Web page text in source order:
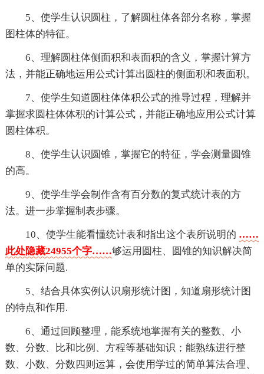
5、使学生认识圆柱，了解圆柱体各部分名称，掌握
图柱体的特征。
6、理解圆柱体侧面积和表面积的含义，掌握计算方
法，并能正确地运用公式计算出圆柱的侧面积和表面积。
7、使学生知道圆柱体体积公式的推导过程，理解并
掌握求圆柱体体积的计算公式，并能正确地应用公式计算
圆柱体积。
8、使学生认识圆锥，掌握它的特征，学会测量圆锥
的高。
9、使学生学会制作含有百分数的复式统计表的方
法。进一步掌握制表步骤。
10、使学生能看懂统计表和指出这个表所说明的 ……
此处隐藏24955个字……够运用圆柱、圆锥的知识解决简
单的实际问题.
5、结合具体实例认识扇形统计图，知道扇形统计图
的特点和作用.
6、通过回顾整理，能系统地掌握有关的整数、小
数、分数、比和比例、方程等基础知识；能熟练进行整
数、小数、分数四则运算，会使用学过的简单算法合理、